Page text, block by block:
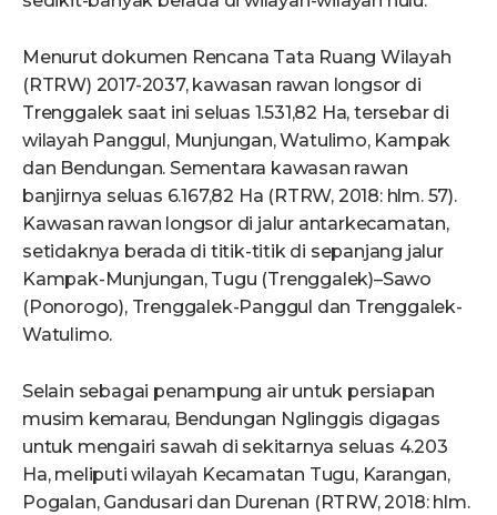
Menurut dokumen Rencana Tata Ruang Wilayah
(RTRW) 2017-2037, kawasan rawan longsor di
Trenggalek saat ini seluas 1.531,82 Ha, tersebar di
wilayah Panggul, Munjungan, Watulimo, Kampak
dan Bendungan. Sementara kawasan rawan
banjirnya seluas 6.167,82 Ha (RTRW, 2018: hlm. 57).
Kawasan rawan longsor di jalur antarkecamatan,
setidaknya berada di titik-titik di sepanjang jalur
Kampak-Munjungan, Tugu (Trenggalek)–Sawo
(Ponorogo), Trenggalek-Panggul dan Trenggalek-
Watulimo.
Selain sebagai penampung air untuk persiapan
musim kemarau, Bendungan Nglinggis digagas
untuk mengairi sawah di sekitarnya seluas 4.203
Ha, meliputi wilayah Kecamatan Tugu, Karangan,
Pogalan, Gandusari dan Durenan (RTRW, 2018: hlm.